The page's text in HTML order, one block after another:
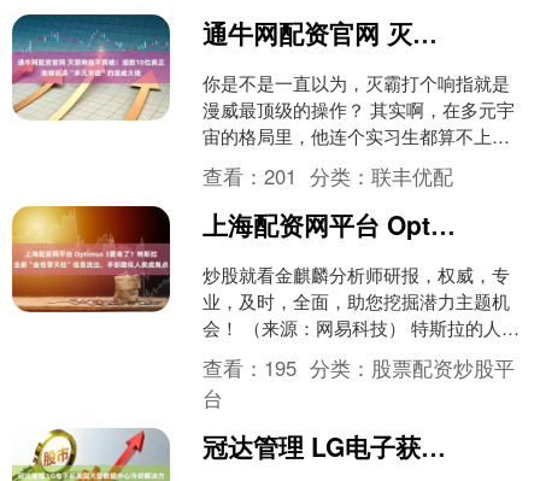
通牛网配资官网 灭霸响指不算啥！细数10位真正能够玩弄“多元宇宙”的漫威大佬
你是不是一直以为，灭霸打个响指就是
漫威最顶级的操作？ 其实啊，在多元宇
宙的格局里，他连个实习生都算不上。
真正的大佬们，不仅能随手摧毁星球，
还能跨维度改剧本，甚....
查看：201 分类：联丰优配
上海配资网平台 Optimus 3要来了？特斯拉全新“金色擎天柱”信息流出，手部酷似人类成焦点
炒股就看金麒麟分析师研报，权威，专
业，及时，全面，助您挖掘潜力主题机
会！ （来源：网易科技） 特斯拉的人形
机器人——擎天柱（Optimus）又进化
了？ 刚刚，S....
查看： 195 分类： 股票配资炒股平
台
冠达管理 LG电子获美国大型数据中心冷却解决方案合同